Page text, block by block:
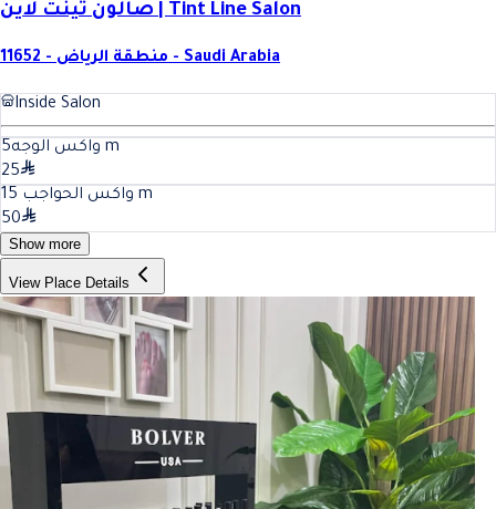
صالون تينت لاين | Tint Line Salon
11652 - منطقة الرياض - Saudi Arabia
Inside Salon
واكس الوجه5
m
25
واكس الحواجب 15
m
50
Show more
View Place Details